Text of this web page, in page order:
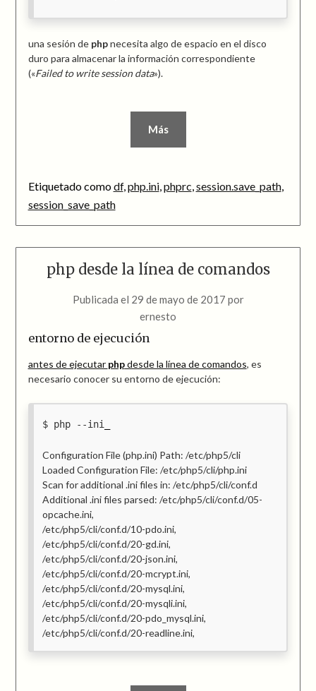
una sesión de phpnecesita algo de espacio en el disco
duro para almacenar la información correspondiente
(«Failed to write session data»).
Más
Etiquetado comodf,php.ini,phprc,session.save_path,
session_save_path
php desde la línea de comandos
Publicada el 29 de mayo de 2017 por
ernesto
entorno de ejecución
antes de ejecutar phpdesde la línea de comandos, es
necesario conocer su entorno de ejecución:
php --ini
Configuration File (php.ini) Path: /etc/php5/cli
Loaded Configuration File: /etc/php5/cli/php.ini
Scan for additional .ini files in: /etc/php5/cli/conf.d
Additional .ini files parsed: /etc/php5/cli/conf.d/05-
opcache.ini,
/etc/php5/cli/conf.d/10-pdo.ini,
/etc/php5/cli/conf.d/20-gd.ini,
/etc/php5/cli/conf.d/20-json.ini,
/etc/php5/cli/conf.d/20-mcrypt.ini,
/etc/php5/cli/conf.d/20-mysql.ini,
/etc/php5/cli/conf.d/20-mysqli.ini,
/etc/php5/cli/conf.d/20-pdo_mysql.ini,
/etc/php5/cli/conf.d/20-readline.ini,